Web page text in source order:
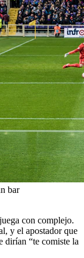
bar
con complejo.
y el apostador que
dirían “te comiste la